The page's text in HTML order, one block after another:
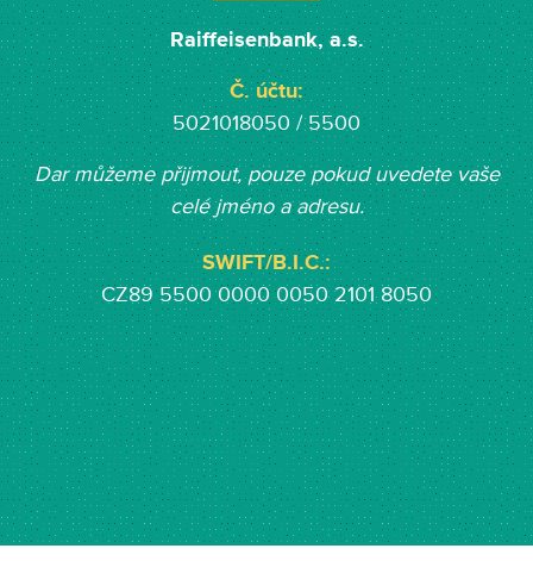
Raiffeisenbank, a.s.
Č. účtu:
5021018050 / 5500
Dar můžeme přijmout, pouze pokud uvedete vaše
celé jméno a adresu.
SWIFT/B.I.C.:
CZ89 5500 0000 0050 2101 8050